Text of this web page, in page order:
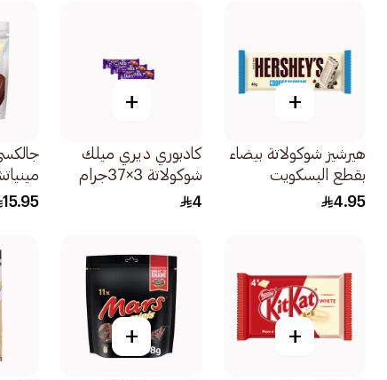
+
هيرشيز شوكولاتة بيضاء
بقطع البسكويت
40جرام
4.95
+
كادبوري ديري ميلك
شوكولاتة 3×37جرام
4
13×117جرام
15.95
+
+